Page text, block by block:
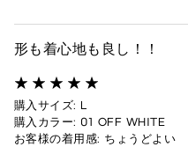
形も着心地も良し！！
購入サイズ: L
購入カラー: 01 OFF WHITE
お客様の着用感: ちょうどよい